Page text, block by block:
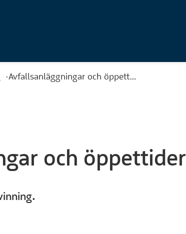
Avfallsanläggningar och öppett…
och öppettider